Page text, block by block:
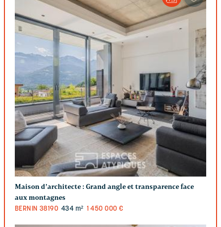
Maison d’architecte : Grand angle et transparence face
aux montagnes
BERNIN 38190 434 m² 1 450 000 €